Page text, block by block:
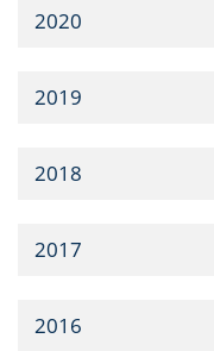
2020
2019
2018
2017
2016